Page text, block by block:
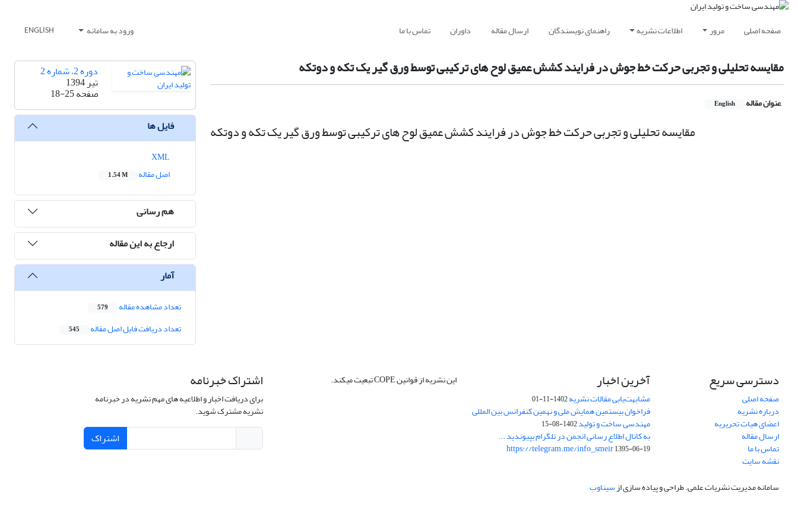
صفحه اصلی مرور اطلاعات نشریه راهنمای نویسندگان ارسال مقاله داوران تماس با ما ورود به سامانه ENGLISH
مقایسه تحلیلی و تجربی حرکت خط جوش در فرایند کشش عمیق لوح های ترکیبی توسط ورق گیر یک تکه و دوتکه
عنوان مقاله English
مقایسه تحلیلی و تجربی حرکت خط جوش در فرایند کشش عمیق لوح های ترکیبی توسط ورق گیر یک تکه و دوتکه
دوره 2، شماره 2
تیر 1394
صفحه18-25
فایل ها
اصل مقاله
1.54 M
هم رسانی
ارجاع به این مقاله
آمار
تعداد مشاهده مقاله 579
تعداد دریافت فایل اصل مقاله 545
دسترسی سریع
صفحه اصلی
درباره نشریه
اعضای هیات تحریریه
ارسال مقاله
تماس با ما
نقشه سایت
آخرین اخبار
مشابهت‌یابی مقالات نشریه1402-11-01
فراخوان بیستمین همایش ملی و نهمین کنفرانس بین المللی
مهندسی ساخت و تولید1402-08-15
به کانال اطلاع رسانی انجمن در تلگرام بپیوندید ...
https://telegram.me/info_smeir1395-06-19
این نشریه از قوانین COPE تبعیت میکند. اشتراک خبرنامه
برای دریافت اخبار و اطلاعیه های مهم نشریه در خبرنامه
نشریه مشترک شوید.
اشتراک
سامانه مدیریت نشریات علمی.طراحی و پیاده سازی ازسیناوب